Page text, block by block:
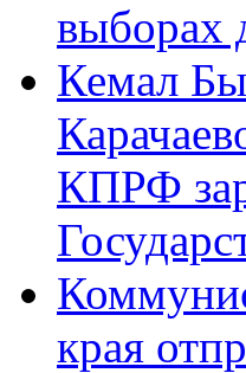
выборах
Кемал
КПРФ
края